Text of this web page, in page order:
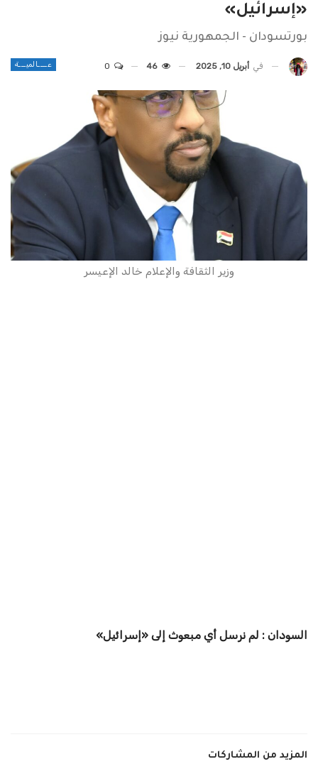
«إسرائيل»
بورتسودان - الجمهورية نيوز
عــــالميـــة في أبريل 10, 2025 46
وزير الثقافة والإعلام خالد الإعيسر
السودان : لم نرسل أي مبعوث إلى «إسرائيل»
المزيد من المشاركات